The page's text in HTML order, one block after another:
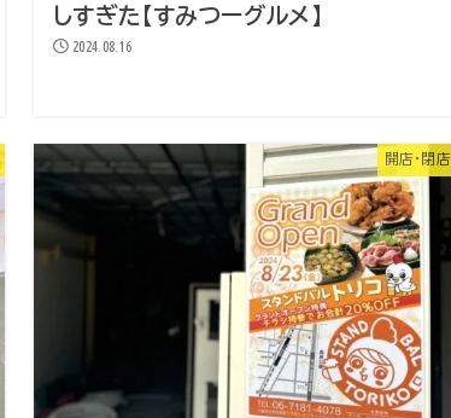
しすぎた【すみつーグルメ】
2024.08.16
開店・閉店